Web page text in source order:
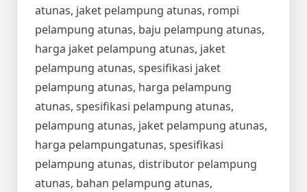
atunas, jaket pelampung atunas, rompi
pelampung atunas, baju pelampung atunas,
harga jaket pelampung atunas, jaket
pelampung atunas, spesifikasi jaket
pelampung atunas, harga pelampung
atunas, spesifikasi pelampung atunas,
pelampung atunas, jaket pelampung atunas,
harga pelampungatunas, spesifikasi
pelampung atunas, distributor pelampung
atunas, bahan pelampung atunas,